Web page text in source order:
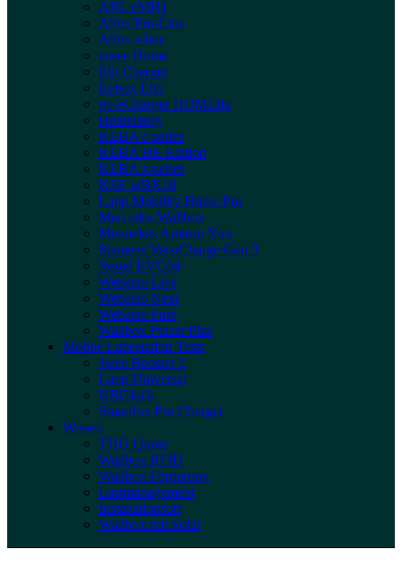
ABL eMH1
Alfen Pro-Line
Alfen s-line
easee Home
Elli Charger
Evbox Elvi
go-eCharger HOMEfix
Heidelberg
KEBA c-series
KEBA DE Edition
KEBA x-series
KSE wBX16
Lapp Mobility Home Pro
Mercedes Wallbox
Mennekes Amtron Xtra
Siemens VersiCharge Gen 3
Vestel EVC04
Webasto Live
Webasto Next
Webasto Pure
Wallbox Pulsar Plus
Mobile Ladestation Tests
Juice Booster 2
Lapp Universal
NRGkick
Smartfox Pro Charger
Wissen
THG Quote
Wallbox RFID
Wallbox Förderung
Lastmanagement
Installationsort
Wallbox mit Solar